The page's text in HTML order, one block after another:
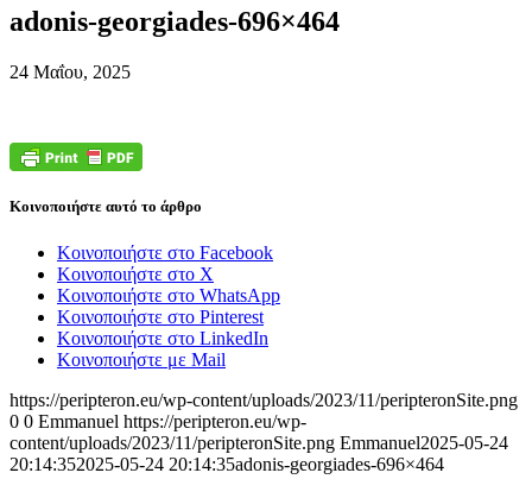
adonis-georgiades-696×464
24 Μαΐου, 2025
Κοινοποιήστε αυτό το άρθρο
Κοινοποιήστε στο Facebook
Κοινοποιήστε στο X
Κοινοποιήστε στο WhatsApp
Κοινοποιήστε στο Pinterest
Κοινοποιήστε στο LinkedIn
Κοινοποιήστε με Mail
https://peripteron.eu/wp-content/uploads/2023/11/peripteronSite.png
0 0 Emmanuel https://peripteron.eu/wp-
content/uploads/2023/11/peripteronSite.png Emmanuel2025-05-24
20:14:352025-05-24 20:14:35adonis-georgiades-696×464